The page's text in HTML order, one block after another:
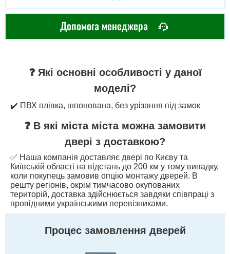
Допомога менеджера
❓ Які основні особливості у даної
моделі?
✔️ ПВХ плівка, шпонована, без урізання під замок
❓ В які міста міста можна замовити
двері з доставкою?
✅ Наша компанія доставляє двері по Києву та
Київській області на відстань до 200 км у тому випадку,
коли покупець замовив опцію монтажу дверей. В
решту регіонів, окрім тимчасово окупованих
територій, доставка здійснюється завдяки співпраці з
провідними українськими перевізниками.
Процес замовлення дверей